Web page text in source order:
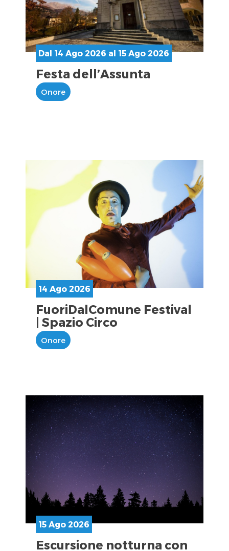
Dal 14 Ago 2026 al 15 Ago 2026
Festa dell’Assunta
Onore
14 Ago 2026
FuoriDalComune Festival
| Spazio Circo
Onore
15 Ago 2026
Escursione notturna con